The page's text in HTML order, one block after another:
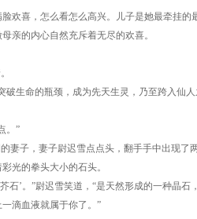
喜，怎么看怎么高兴。儿子是她最牵挂
亲的内心自然充斥着无尽的欢喜。
生命的瓶颈，成为先天生灵，乃至跨入仙人
。”
子，妻子尉迟雪点点头，翻手手中出现了
光的拳头大小的石头。
’。”尉迟雪笑道，“是天然形成的一种晶石
滴血液就属于你了。”